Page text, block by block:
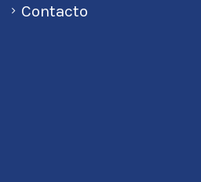
Contacto